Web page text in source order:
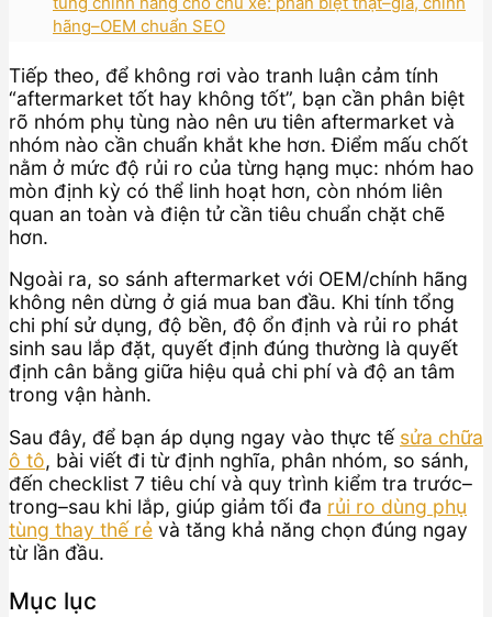
hãng–OEM chuẩn SEO
Tiếp theo, để không rơi vào tranh luận cảm tính
“aftermarket tốt hay không tốt”, bạn cần phân biệt
rõ nhóm phụ tùng nào nên ưu tiên aftermarket và
nhóm nào cần chuẩn khắt khe hơn. Điểm mấu chốt
nằm ở mức độ rủi ro của từng hạng mục: nhóm hao
mòn định kỳ có thể linh hoạt hơn, còn nhóm liên
quan an toàn và điện tử cần tiêu chuẩn chặt chẽ
hơn.
Ngoài ra, so sánh aftermarket với OEM/chính hãng
không nên dừng ở giá mua ban đầu. Khi tính tổng
chi phí sử dụng, độ bền, độ ổn định và rủi ro phát
sinh sau lắp đặt, quyết định đúng thường là quyết
định cân bằng giữa hiệu quả chi phí và độ an tâm
trong vận hành.
Sau đây, để bạn áp dụng ngay vào thực tế sửa chữa
ô tô, bài viết đi từ định nghĩa, phân nhóm, so sánh,
đến checklist 7 tiêu chí và quy trình kiểm tra trước–
trong–sau khi lắp, giúp giảm tối đa rủi ro dùng phụ
tùng thay thế rẻ và tăng khả năng chọn đúng ngay
từ lần đầu.
Mục lục